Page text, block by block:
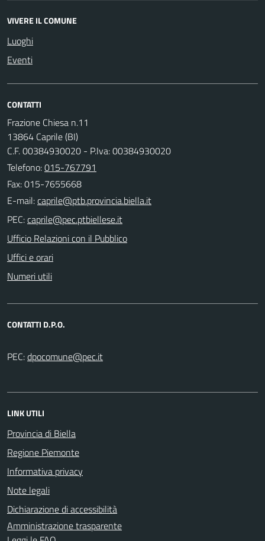
VIVERE IL COMUNE
Luoghi
Eventi
CONTATTI
Frazione Chiesa n.11
13864 Caprile (BI)
C.F. 00384930020 - P.Iva: 00384930020
Telefono:015-767791
Fax: 015-7655668
E-mail:
PEC:
Ufficio Relazioni con il Pubblico
Uffici e orari
Numeri utili
CONTATTI D.P.O.
PEC:
LINK UTILI
Provincia di Biella
Regione Piemonte
Informativa privacy
Note legali
Dichiarazione di accessibilità
Amministrazione trasparente